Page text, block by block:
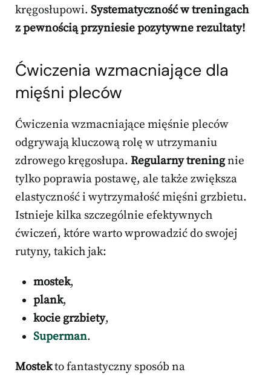
kręgosłupowi. Systematyczność w treningach
z pewnością przyniesie pozytywne rezultaty!
Ćwiczenia wzmacniające dla
mięśni pleców
Ćwiczenia wzmacniające mięśnie pleców
odgrywają kluczową rolę w utrzymaniu
zdrowego kręgosłupa. Regularny treningnie
tylko poprawia postawę, ale także zwiększa
elastyczność i wytrzymałość mięśni grzbietu.
Istnieje kilka szczególnie efektywnych
ćwiczeń, które warto wprowadzić do swojej
rutyny, takich jak:
mostek,
plank,
kocie grzbiety,
Superman.
Mostekto fantastyczny sposób na